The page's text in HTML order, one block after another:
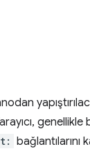
bağlantılarını